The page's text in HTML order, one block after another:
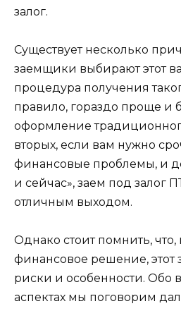
залог.
Существует несколько
заемщики выбирают этот
процедура получения
правило, гораздо проще и
оформление
вторых, если вам нужно
финансовые проблемы, и
и сейчас», заем под залог
отличным выходом.
Однако стоит помнить,
финансовое решение, этот
риски и особенности. Обо
аспектах мы поговорим